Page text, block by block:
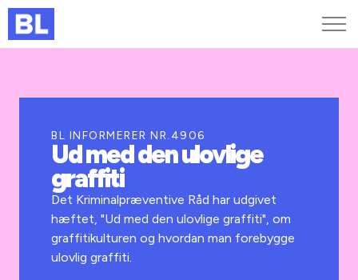
Kurser og arrangementer
Jobportalen
BL INFORMERER NR.4906
Ud med den ulovlige
graffiti
Det Kriminalpræventive Råd har udgivet
hæftet, "Ud med den ulovlige graffiti", om
graffitikulturen og hvordan man forebygge
ulovlig graffiti.